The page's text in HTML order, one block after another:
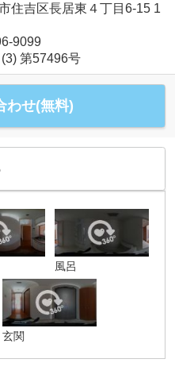
住吉区長居東４丁目6-15 1
9099
第57496号
わせ(無料)
風呂
玄関